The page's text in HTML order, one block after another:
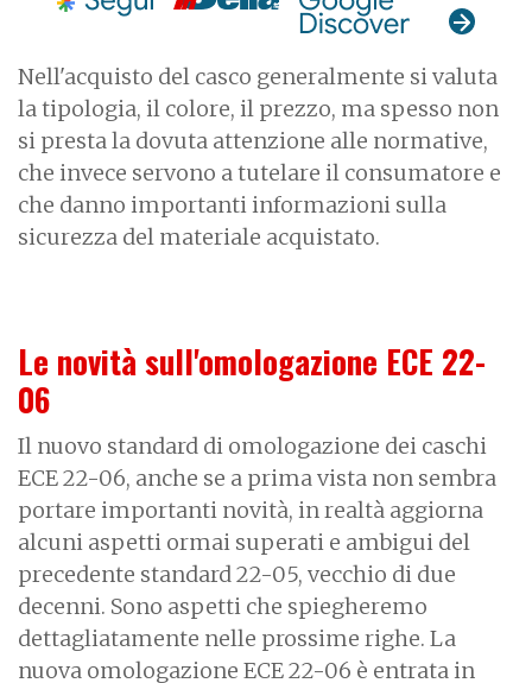
Nell'acquisto del casco generalmente si valuta
la tipologia, il colore, il prezzo, ma spesso non
si presta la dovuta attenzione alle normative,
che invece servono a tutelare il consumatore e
che danno importanti informazioni sulla
sicurezza del materiale acquistato.
Le novità sull'omologazione ECE 22-
06
Il nuovo standard di omologazione dei caschi
ECE 22-06, anche se a prima vista non sembra
portare importanti novità, in realtà aggiorna
alcuni aspetti ormai superati e ambigui del
precedente standard 22-05, vecchio di due
decenni. Sono aspetti che spiegheremo
dettagliatamente nelle prossime righe. La
nuova omologazione ECE 22-06 è entrata in